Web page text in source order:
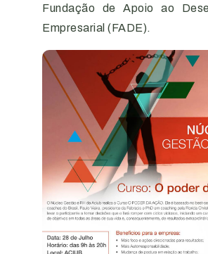
Fundação de Apoio ao
Empresarial (FADE).